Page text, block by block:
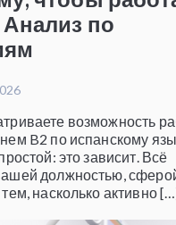
по
возможность
B2 по испанскому
это зависит. Всё
должностью,
насколько активно